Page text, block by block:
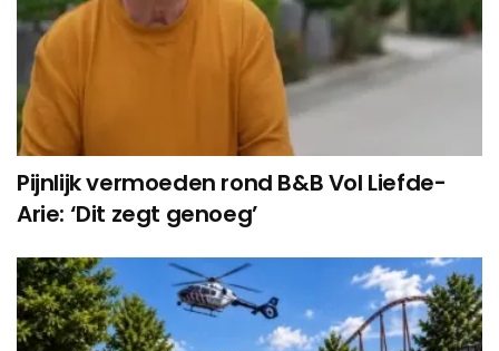
Pijnlijk vermoeden rond B&B Vol Liefde-
Arie: ‘Dit zegt genoeg’